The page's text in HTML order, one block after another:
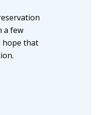
a few
hope that